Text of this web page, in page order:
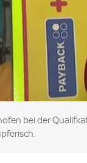
bei der